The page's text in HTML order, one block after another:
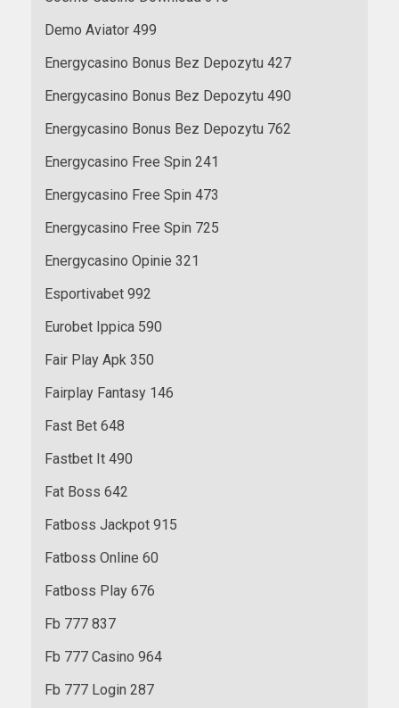
Demo Aviator 499
Energycasino Bonus Bez Depozytu 427
Energycasino Bonus Bez Depozytu 490
Energycasino Bonus Bez Depozytu 762
Energycasino Free Spin 241
Energycasino Free Spin 473
Energycasino Free Spin 725
Energycasino Opinie 321
Esportivabet 992
Eurobet Ippica 590
Fair Play Apk 350
Fairplay Fantasy 146
Fast Bet 648
Fastbet It 490
Fat Boss 642
Fatboss Jackpot 915
Fatboss Online 60
Fatboss Play 676
Fb 777 837
Fb 777 Casino 964
Fb 777 Login 287